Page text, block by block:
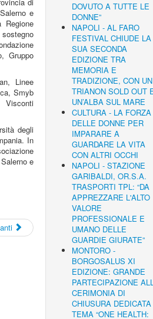
e
Regione
Gruppo
Linee
Smyb
Visconti
degli
In
e
DOVUTO A TUTTE LE
DONNE”
NAPOLI - AL FARO
FESTIVAL CHIUDE LA
SUA SECONDA
EDIZIONE TRA
MEMORIA E
TRADIZIONE, CON UN
TRIANON SOLD OUT
UN’ALBA SUL MARE
CULTURA - LA FORZA
DELLE DONNE PER
IMPARARE A
GUARDARE LA VITA
CON ALTRI OCCHI
NAPOLI - STAZIONE
GARIBALDI, OR.S.A.
TRASPORTI TPL: “DA
APPREZZARE L'ALTO
VALORE
PROFESSIONALE E
UMANO DELLE
GUARDIE GIURATE”
MONTORO -
BORGOSALUS XI
EDIZIONE: GRANDE
PARTECIPAZIONE
CERIMONIA DI
CHIUSURA
TEMA “ONE HEALTH: